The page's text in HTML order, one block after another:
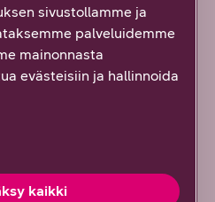
joka ymmärtää
yksinkertaista tarjoamalla
ratkaisuja ja odotukset
sivustollamme ja
palveluidemme
mainonnasta
evästeisiin ja hallinnoida
kaikki